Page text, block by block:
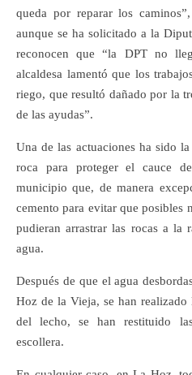
queda por reparar los
aunque se ha solicitado a la
reconocen que “la DPT no
alcaldesa lamentó que los
riego, que resultó dañado por la
de las ayudas”.
Una de las actuaciones ha sido
roca para proteger el cauce
municipio que, de manera
cemento para evitar que posibles
pudieran arrastrar las rocas a
agua.
Después de que el agua
Hoz de la Vieja, se han
del lecho, se han restituido
escollera.